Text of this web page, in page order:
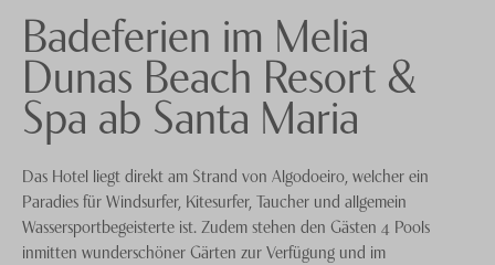
Ägypten
Deutschland
Griechenland
Kapverden
Kroatien
Spezialisten-Team
+41 56 460 00 02
Anfrage senden
Feedback
Events
knechtreisen
Badeferien im Melia
Dunas Beach Resort &
Spa ab Santa Maria
Das Hotel liegt direkt am Strand von Algodoeiro, welcher ein
Paradies für Windsurfer, Kitesurfer, Taucher und allgemein
Wassersportbegeisterte ist. Zudem stehen den Gästen 4 Pools
inmitten wunderschöner Gärten zur Verfügung und im